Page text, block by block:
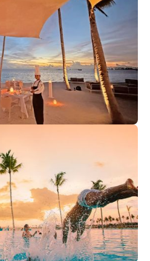
ресторана и бара, идеально
посиделок на закате.
закажите
и другие фирменные